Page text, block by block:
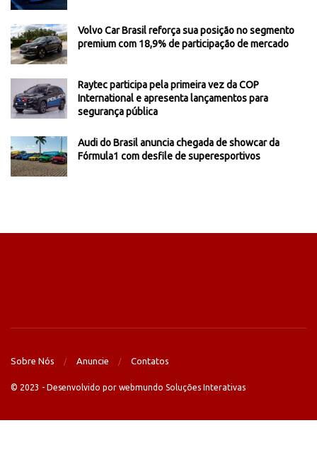
Volvo Car Brasil reforça sua posição no segmento
premium com 18,9% de participação de mercado
Raytec participa pela primeira vez da COP
International e apresenta lançamentos para
segurança pública
Audi do Brasil anuncia chegada de showcar da
Fórmula1 com desfile de superesportivos
Sobre Nós Anuncie Contatos
© 2023 - Desenvolvido por webmundo Soluções Interativas